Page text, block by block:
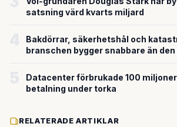
satsning värd kvarts miljard
Bakdörrar, säkerhetshål och
branschen bygger snabbare än
Datacenter förbrukade 100
betalning under torka
RELATERADE ARTIKLAR